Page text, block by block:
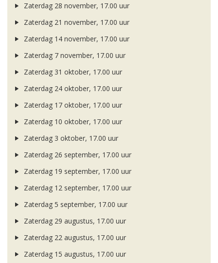
Zaterdag 28 november, 17.00 uur
Zaterdag 21 november, 17.00 uur
Zaterdag 14 november, 17.00 uur
Zaterdag 7 november, 17.00 uur
Zaterdag 31 oktober, 17.00 uur
Zaterdag 24 oktober, 17.00 uur
Zaterdag 17 oktober, 17.00 uur
Zaterdag 10 oktober, 17.00 uur
Zaterdag 3 oktober, 17.00 uur
Zaterdag 26 september, 17.00 uur
Zaterdag 19 september, 17.00 uur
Zaterdag 12 september, 17.00 uur
Zaterdag 5 september, 17.00 uur
Zaterdag 29 augustus, 17.00 uur
Zaterdag 22 augustus, 17.00 uur
Zaterdag 15 augustus, 17.00 uur